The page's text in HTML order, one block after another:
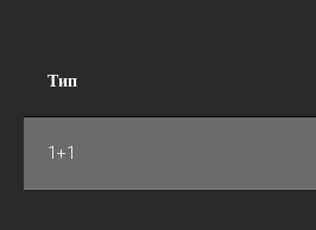
Тип
1+1